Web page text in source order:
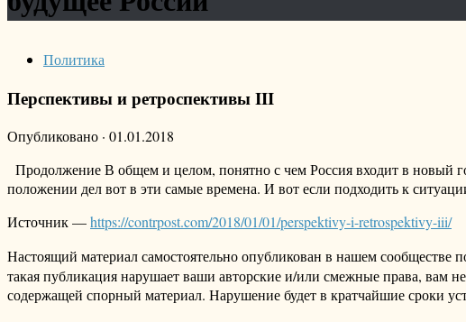
Политика
Перспективы и ретроспективы III
Опубликовано · 01.01.2018
Продолжение В общем и целом, понятно с чем Россия входит в новый
положении дел вот в эти самые времена. И вот если подходить к
Источник —https://contrpost.com/2018/01/01/perspektivy-i-retrospektivy-iii/
Настоящий материал самостоятельно опубликован в нашем сообществе
такая публикация нарушает ваши авторские и/или смежные права, вам
содержащей спорный материал. Нарушение будет в кратчайшие сроки